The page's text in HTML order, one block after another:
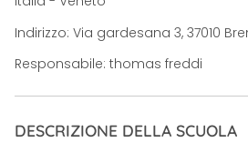
Indirizzo: Via gardesana 3, 37010
Responsabile: thomas freddi
DESCRIZIONE DELLA SCUOLA